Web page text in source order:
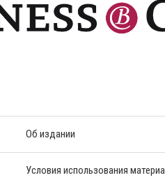
Об издании
Условия использования